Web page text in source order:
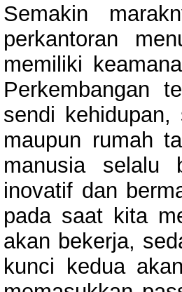
Semakin
perkantoran
memiliki
Perkembangan
sendi
maupun rumah
manusia selalu
inovatif dan
pada saat kita
akan bekerja,
kunci kedua